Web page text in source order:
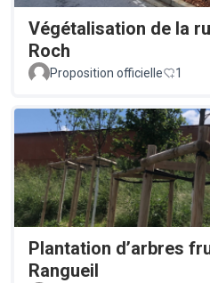
Végétalisation de la
Roch
Proposition officielle 1
Plantation d’arbres
Rangueil